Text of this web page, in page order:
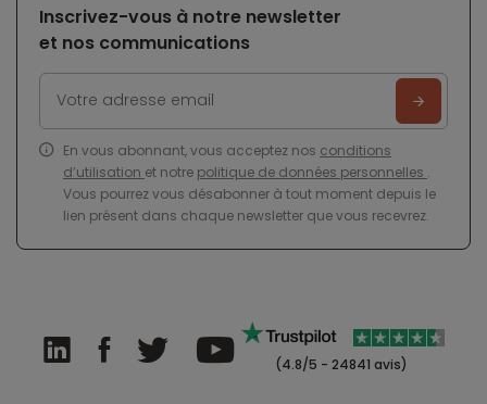
Inscrivez-vous à notre newsletter
et nos communications
En vous abonnant, vous acceptez nos conditions
d’utilisation et notre politique de données personnelles .
Vous pourrez vous désabonner à tout moment depuis le
lien présent dans chaque newsletter que vous recevrez.
(4.8/5 - 24841 avis)